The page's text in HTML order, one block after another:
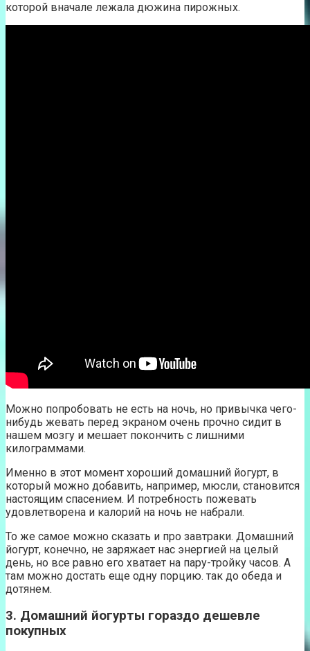
которой вначале лежала дюжина пирожных.
Можно попробовать не есть на ночь, но привычка чего-
нибудь жевать перед экраном очень прочно сидит в
нашем мозгу и мешает покончить с лишними
килограммами.
Именно в этот момент хороший домашний йогурт, в
который можно добавить, например, мюсли, становится
настоящим спасением. И потребность пожевать
удовлетворена и калорий на ночь не набрали.
То же самое можно сказать и про завтраки. Домашний
йогурт, конечно, не заряжает нас энергией на целый
день, но все равно его хватает на пару-тройку часов. А
там можно достать еще одну порцию. так до обеда и
дотянем.
3. Домашний йогурты гораздо дешевле
покупных